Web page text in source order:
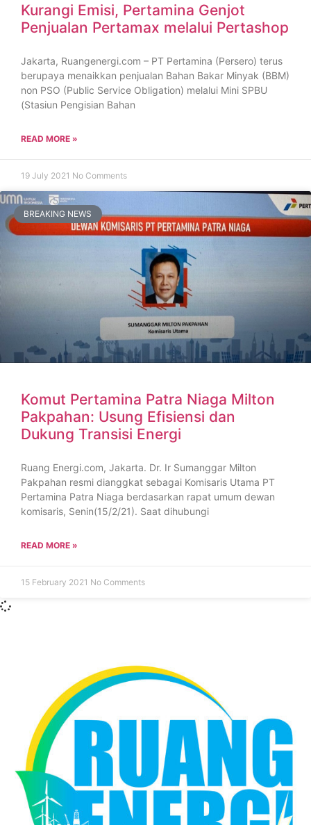
Kurangi Emisi, Pertamina Genjot
Penjualan Pertamax melalui Pertashop
Jakarta, Ruangenergi.com – PT Pertamina (Persero) terus
berupaya menaikkan penjualan Bahan Bakar Minyak (BBM)
non PSO (Public Service Obligation) melalui Mini SPBU
(Stasiun Pengisian Bahan
READ MORE »
19 July 2021 No Comments
BREAKING NEWS
Komut Pertamina Patra Niaga Milton
Pakpahan: Usung Efisiensi dan
Dukung Transisi Energi
Ruang Energi.com, Jakarta. Dr. Ir Sumanggar Milton
Pakpahan resmi dianggkat sebagai Komisaris Utama PT
Pertamina Patra Niaga berdasarkan rapat umum dewan
komisaris, Senin(15/2/21). Saat dihubungi
READ MORE »
15 February 2021 No Comments